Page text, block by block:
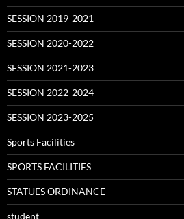
SESSION 2019-2021
SESSION 2020-2022
SESSION 2021-2023
SESSION 2022-2024
SESSION 2023-2025
Sports Facilities
SPORTS FACILITIES
STATUES ORDINANCE
student